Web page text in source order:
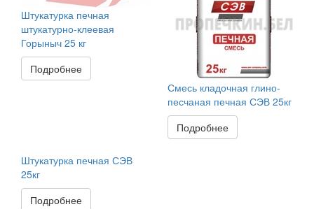
Штукатурка печная
штукатурно-клеевая
Горыныч 25 кг
Подробнее
Смесь кладочная глино-
песчаная печная СЭВ 25кг
Подробнее
Штукатурка печная СЭВ
25кг
Подробнее